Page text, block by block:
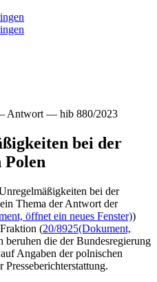
Antwort — hib 880/2023
bei der
Polen
bei der
Thema der Antwort der
öffnet ein neues Fenster))
(20/8925(Dokument,
beruhen die der Bundesregierung
Angaben der polnischen